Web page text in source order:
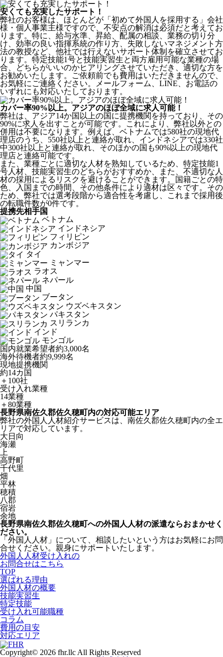
安くても充実したサポート！
弊社のお客様は、ほとんどが 「初めて外国人を採用する」 会社
様・個人事業主様ですので、不安点の解消は必須だと考えてお
ります。特に、給与水準、昇給、配属の相談、業務の切り分
け、効率の良い指揮系統の作り方、失敗しないマネジメント方
法の教授など、 他社では行えないサポート体制 を確立させてお
ります。特定技能1号と技能実習生と両方雇用可能な業種の場
合、どちらがいいのかヒアリングさせていただき、適切な方を
お勧めいたします。ご依頼前でも費用はいただきませんので、
お気軽にご連絡ください。メールフォーム、LINE、お電話の
いずれにも対応いたしております。
カバー率90%以上。アジアのほぼ全域に求人可能！
弊社は、 アジア14か国以上の国に提携機関を持っており、その
90%に求人を出すことが可能です。これにより、弊社以外との
併用は不要になります。例えば、ベトナムでは580社の現地代
理店のうち、550社以上と連絡が取れ、インドネシアでは330社
中300社以上と連絡が取れ、そのほかの国も90%以上の現地代
理店と連絡可能です。
また、業種ごとに適切な人材を熟知しているため、特定技能1
号人材、技能実習生のどちらがおすすめか、また、不適切な人
材の採用によるリスクを避けることができます。国籍ごとの特
色、入国までの時間、その他条件により適材は区々です。その
ため、弊社では選考段階から適合性を考慮し、これまで採用後
の転職件数が0件です。
提携先相手国
ベトナム
インドネシア
フィリピン
カンボジア
タイ
ミャンマー
ラオス
ネパール
中国
ブータン
ウズベキスタン
パキスタン
スリランカ
インド
モンゴル
国内就業希望者約3,000名
海外待機者約9,999名
現地提携機関
約14カ国
＋100社
受け入れ業種
14業種
＋80業種
長野県南佐久郡佐久穂町内の対応可能エリア
弊社の外国人人材紹介サービスは、南佐久郡佐久穂町内の全エ
リアで対応しています。
大日向
海瀬
上
高野町
千代里
畑
平林
穂積
八郡
宿岩
余地
長野県南佐久郡佐久穂町への外国人人材の派遣ならおまかせく
ださい。
「外国人人材」について、相談したいという方はお気軽にお問
合せください。親身にサポートいたします。
外国人人材受け入れの
お問合せはこちら
TOP
選ばれる理由
外国人材の概要
技能実習生
特定技能
受け入れ可能職種
コラム
費用の目安
対応エリア
Copyright© 2026 fhr.llc All Rights Reserved